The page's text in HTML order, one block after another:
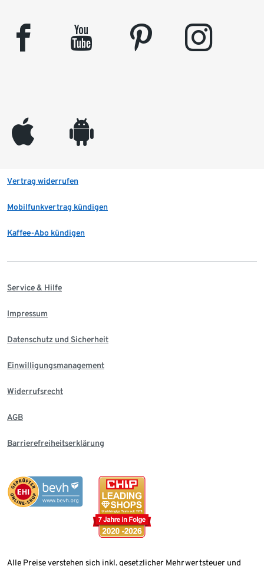
facebook youtube pinterest instagram
appleinc android
Vertrag widerrufen
Mobilfunkvertrag kündigen
Kaffee-Abo kündigen
Service & Hilfe
Impressum
Datenschutz und Sicherheit
Einwilligungsmanagement
Widerrufsrecht
AGB
Barrierefreiheitserklärung
Alle Preise verstehen sich inkl. gesetzlicher Mehrwertsteuer und